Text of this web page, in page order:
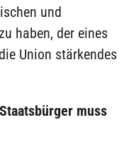
und
haben, der eines
Union stärkendes
muss